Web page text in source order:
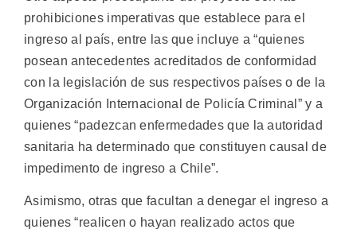
prohibiciones imperativas que establece para el
ingreso al país, entre las que incluye a “quienes
posean antecedentes acreditados de conformidad
con la legislación de sus respectivos países o de la
Organización Internacional de Policía Criminal” y a
quienes “padezcan enfermedades que la autoridad
sanitaria ha determinado que constituyen causal de
impedimento de ingreso a Chile”.
Asimismo, otras que facultan a denegar el ingreso a
quienes “realicen o hayan realizado actos que